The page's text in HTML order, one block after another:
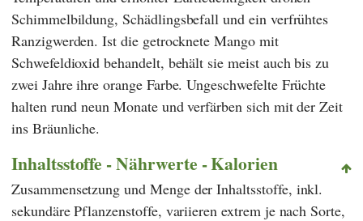
Schimmelbildung, Schädlingsbefall und ein verfrühtes
Ranzigwerden. Ist die getrocknete Mango mit
Schwefeldioxid behandelt, behält sie meist auch bis zu
zwei Jahre ihre orange Farbe. Ungeschwefelte Früchte
halten rund neun Monate und verfärben sich mit der Zeit
ins Bräunliche.
Inhaltsstoffe - Nährwerte - Kalorien
Zusammensetzung und Menge der Inhaltsstoffe, inkl.
sekundäre Pflanzenstoffe, variieren extrem je nach Sorte,